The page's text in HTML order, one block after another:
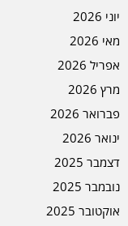
יוני 2026
מאי 2026
אפריל 2026
מרץ 2026
פברואר 2026
ינואר 2026
דצמבר 2025
נובמבר 2025
אוקטובר 2025